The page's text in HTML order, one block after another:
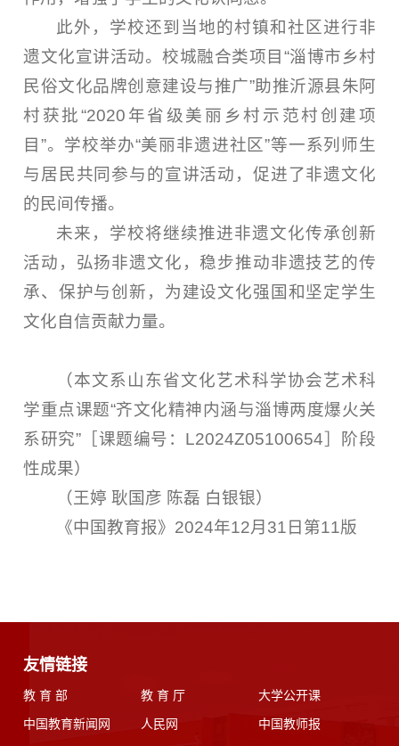
此外，学校还到当地的村镇和社区进行非
遗文化宣讲活动。校城融合类项目“淄博市乡村
民俗文化品牌创意建设与推广”助推沂源县朱阿
村获批“2020年省级美丽乡村示范村创建项
目”。学校举办“美丽非遗进社区”等一系列师生
与居民共同参与的宣讲活动，促进了非遗文化
的民间传播。
未来，学校将继续推进非遗文化传承创新
活动，弘扬非遗文化，稳步推动非遗技艺的传
承、保护与创新，为建设文化强国和坚定学生
文化自信贡献力量。
（本文系山东省文化艺术科学协会艺术科
学重点课题“齐文化精神内涵与淄博两度爆火关
系研究”［课题编号：L2024Z05100654］阶段
性成果）
（王婷 耿国彦 陈磊 白银银）
《中国教育报》2024年12月31日第11版
友情链接
教 育 部 教 育 厅
大学公开课
中国教育新闻网
人民网 中国教师报